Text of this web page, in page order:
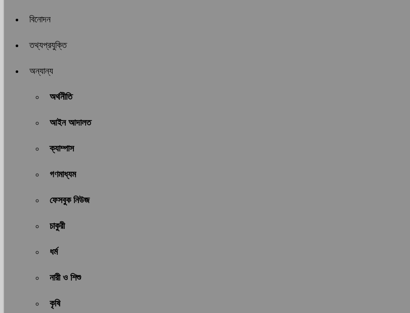
বিনোদন
তথ্যপ্রযুক্তি
অন্যান্য
অর্থনীতি
আইন আদালত
ক্যাম্পাস
গণমাধ্যম
ফেসবুক নিউজ
চাকুরী
ধর্ম
নারী ও শিশু
কৃষি